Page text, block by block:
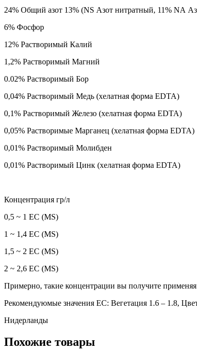
24% Общий азот 13% (NS Азот нитратный, 11% NА
6% Фосфор
12% Растворимый Калий
1,2% Растворимый Магний
0.02% Растворимый Бор
0,04% Растворимый Медь (хелатная форма EDTA)
0,1% Растворимый Железо (хелатная форма EDTA)
0,05% Растворимые Марганец (хелатная форма EDTA)
0,01% Растворимый Молибден
0,01% Растворимый Цинк (хелатная форма EDTA)
Концентрация гр/л
0,5 ~ 1 ЕС (MS)
1 ~ 1,4 ЕС (MS)
1,5 ~ 2 ЕС (MS)
2 ~ 2,6 ЕС (MS)
Примерно, такие концентрации вы получите
Рекомендуюмые значения EC: Вегетация 1.6 – 1.8,
Нидерланды
Похожие товары